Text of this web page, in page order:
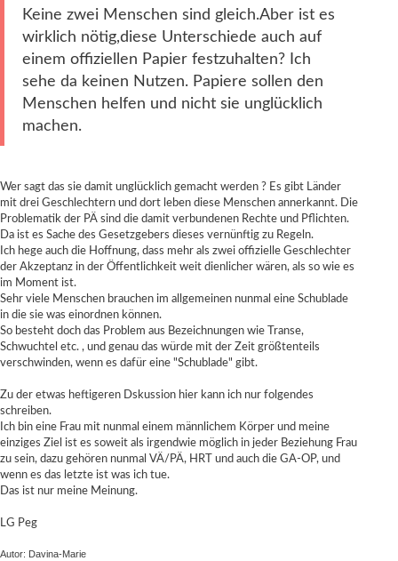
Keine zwei Menschen sind gleich.Aber ist es
wirklich nötig,diese Unterschiede auch auf
einem offiziellen Papier festzuhalten? Ich
sehe da keinen Nutzen. Papiere sollen den
Menschen helfen und nicht sie unglücklich
machen.
Wer sagt das sie damit unglücklich gemacht werden ? Es gibt Länder
mit drei Geschlechtern und dort leben diese Menschen annerkannt. Die
Problematik der PÄ sind die damit verbundenen Rechte und Pflichten.
Da ist es Sache des Gesetzgebers dieses vernünftig zu Regeln.
Ich hege auch die Hoffnung, dass mehr als zwei offizielle Geschlechter
der Akzeptanz in der Öffentlichkeit weit dienlicher wären, als so wie es
im Moment ist.
Sehr viele Menschen brauchen im allgemeinen nunmal eine Schublade
in die sie was einordnen können.
So besteht doch das Problem aus Bezeichnungen wie Transe,
Schwuchtel etc. , und genau das würde mit der Zeit größtenteils
verschwinden, wenn es dafür eine "Schublade" gibt.
Zu der etwas heftigeren Dskussion hier kann ich nur folgendes
schreiben.
Ich bin eine Frau mit nunmal einem männlichem Körper und meine
einziges Ziel ist es soweit als irgendwie möglich in jeder Beziehung Frau
zu sein, dazu gehören nunmal VÄ/PÄ, HRT und auch die GA-OP, und
wenn es das letzte ist was ich tue.
Das ist nur meine Meinung.
LG Peg
Autor: Davina-Marie